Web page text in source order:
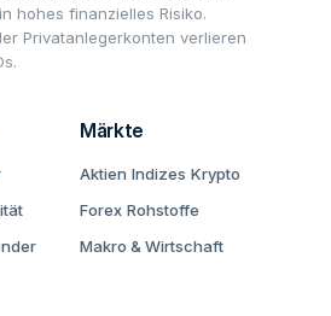
hohes finanzielles Risiko.
Privatanlegerkonten verlieren
Märkte
Aktien Indizes Krypto
Forex Rohstoffe
Makro & Wirtschaft